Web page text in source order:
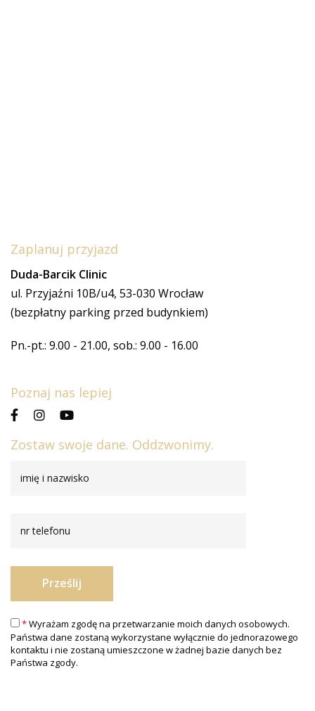
Zaplanuj przyjazd
Duda-Barcik Clinic
ul. Przyjaźni 10B/u4, 53-030 Wrocław
(bezpłatny parking przed budynkiem)
Pn.-pt.: 9.00 - 21.00, sob.: 9.00 - 16.00
Poznaj nas lepiej
Zostaw swoje dane. Oddzwonimy.
*Wyrażam zgodę na przetwarzanie moich danych osobowych.
Państwa dane zostaną wykorzystane wyłącznie do jednorazowego
kontaktu i nie zostaną umieszczone w żadnej bazie danych bez
Państwa zgody.